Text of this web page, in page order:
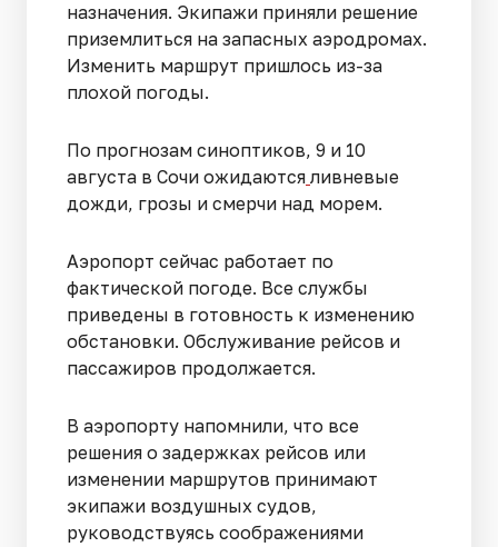
назначения. Экипажи приняли решение
приземлиться на запасных аэродромах.
Изменить маршрут пришлось из-за
плохой погоды.
По прогнозам синоптиков, 9 и 10
августа в Сочи ожидаются ливневые
дожди, грозы и смерчи над морем.
Аэропорт сейчас работает по
фактической погоде. Все службы
приведены в готовность к изменению
обстановки. Обслуживание рейсов и
пассажиров продолжается.
В аэропорту напомнили, что все
решения о задержках рейсов или
изменении маршрутов принимают
экипажи воздушных судов,
руководствуясь соображениями